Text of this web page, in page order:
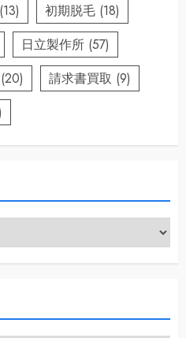
(13) 初期脱毛 (18)
日立製作所 (57)
(20) 請求書買取 (9)